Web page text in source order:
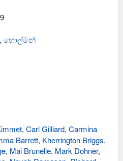
, හොල්මන්
, Carl Gilliard, Carmina
Barrett, Kherrington Briggs,
, Mai Brunelle, Mark Dohner,